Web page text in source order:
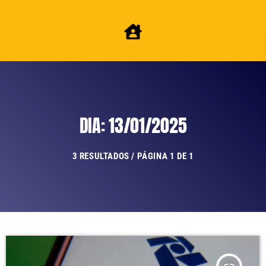
DIA: 13/01/2025
3 RESULTADOS / PÁGINA 1 DE 1